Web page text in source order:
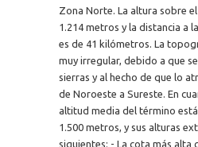
Zona Norte. La altura sobre
1.214 metros y la distancia a
es de 41 kilómetros. La
muy irregular, debido a que
sierras y al hecho de que lo
de Noroeste a Sureste. En
altitud media del término
1.500 metros, y sus alturas
siguientes: - La cota más alta